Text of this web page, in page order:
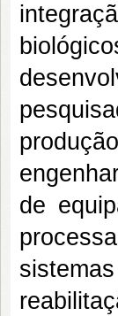
de